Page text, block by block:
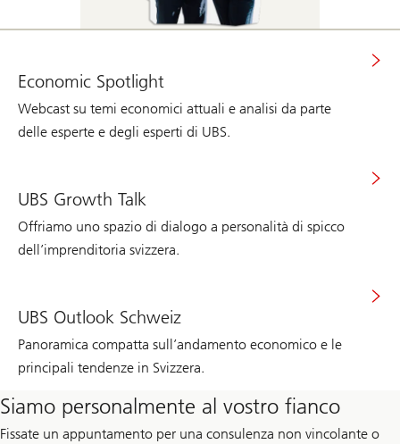
Economic Spotlight
Webcast su temi economici attuali e analisi da parte
delle esperte e degli esperti di UBS.
UBS Growth Talk
Offriamo uno spazio di dialogo a personalità di spicco
dell’imprenditoria svizzera.
UBS Outlook Schweiz
Panoramica compatta sull’andamento economico e le
principali tendenze in Svizzera.
Siamo personalmente al vostro fianco
Fissate un appuntamento per una consulenza non vincolante o